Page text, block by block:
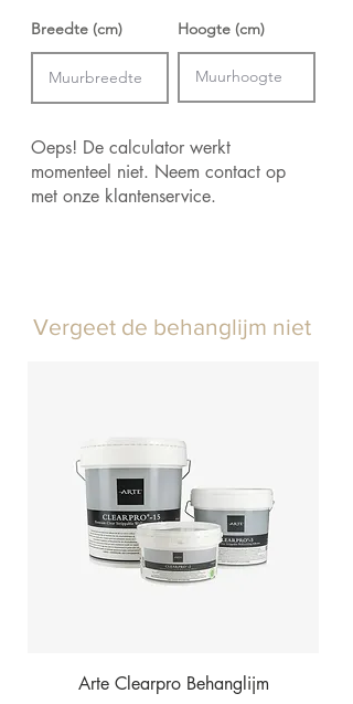
Breedte (cm) Hoogte (cm)
Oeps! De calculator werkt
momenteel niet. Neem contact op
met onze klantenservice.
Vergeet de behanglijm niet
Arte Clearpro Behanglijm